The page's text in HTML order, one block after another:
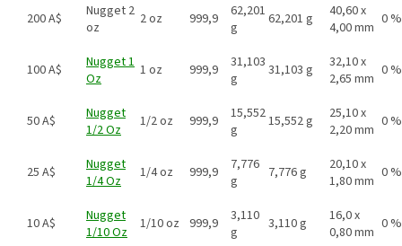
200 A$
Nugget 2
oz
2 oz 999,9
62,201
g
62,201 g
40,60 x
4,00 mm 0 %
100 A$
Nugget 1
Oz
1 oz 999,9
31,103
g
31,103 g
32,10 x
2,65 mm 0 %
50 A$
Nugget
1/2 Oz
1/2 oz 999,9
15,552
g
15,552 g
25,10 x
2,20 mm 0 %
25 A$
Nugget
1/4 Oz
1/4 oz 999,9
7,776
g
7,776 g
20,10 x
1,80 mm 0 %
10 A$
Nugget
1/10 Oz
1/10 oz 999,9
3,110
g
3,110 g
16,0 x
0,80 mm 0 %